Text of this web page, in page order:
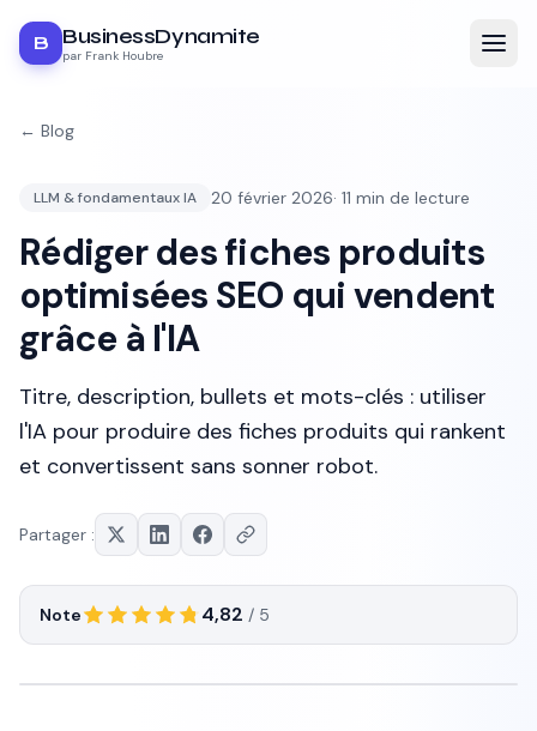
B BusinessDynamite
par Frank Houbre
← Blog
LLM & fondamentaux IA 20 février 2026· 11 min de lecture
Rédiger des fiches produits
optimisées SEO qui vendent
grâce à l'IA
Titre, description, bullets et mots-clés : utiliser
l'IA pour produire des fiches produits qui rankent
et convertissent sans sonner robot.
Partager :
Note 4,82 / 5